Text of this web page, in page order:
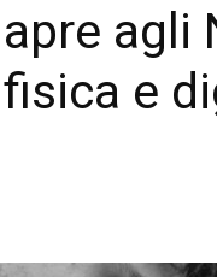
agli
e